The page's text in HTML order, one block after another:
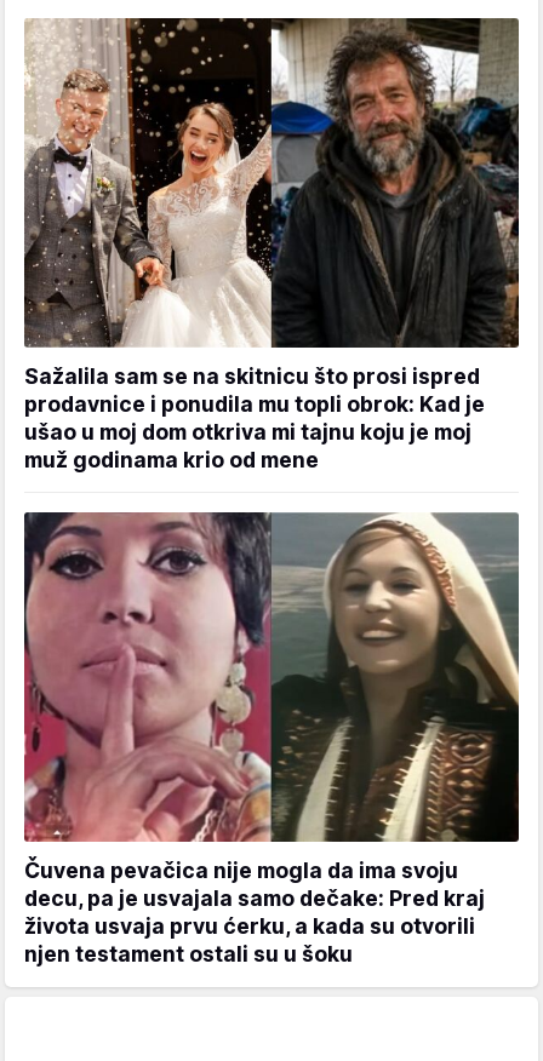
Sažalila sam se na skitnicu što prosi ispred
prodavnice i ponudila mu topli obrok: Kad je
ušao u moj dom otkriva mi tajnu koju je moj
muž godinama krio od mene
Čuvena pevačica nije mogla da ima svoju
decu, pa je usvajala samo dečake: Pred kraj
života usvaja prvu ćerku, a kada su otvorili
njen testament ostali su u šoku